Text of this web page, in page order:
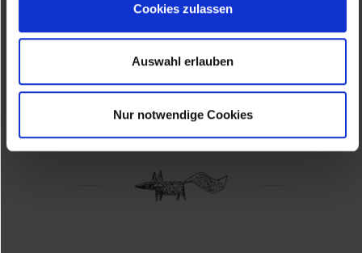
Cookies zulassen
Auswahl erlauben
Nur notwendige Cookies